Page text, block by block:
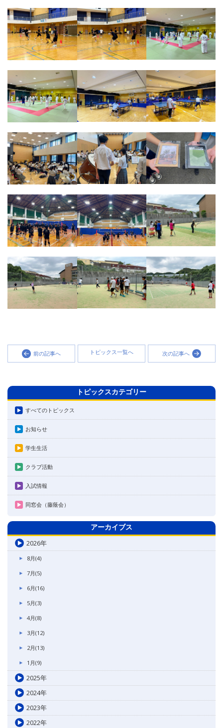
前の記事へ トピックス一覧へ 次の記事へ
トピックスカテゴリー
すべてのトピックス
お知らせ
学生生活
クラブ活動
入試情報
同窓会（藤蔭会）
アーカイブス
2026年
8月(4)
7月(5)
6月(16)
5月(3)
4月(8)
3月(12)
2月(13)
1月(9)
2025年
2024年
2023年
2022年